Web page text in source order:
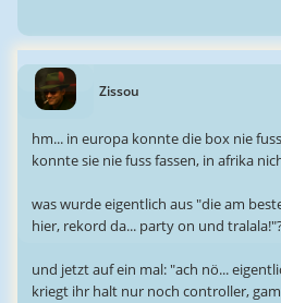
Zissou
hm... in europa konnte die box nie
konnte sie nie fuss fassen, in afrika
was wurde eigentlich aus "die am
hier, rekord da... party on und
und jetzt auf ein mal: "ach nö...
kriegt ihr halt nur noch controller,